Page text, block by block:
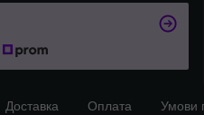
Доставка Оплата Умови